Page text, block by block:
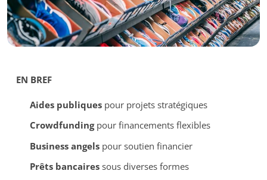
EN BREF
Aides publiquespour projets stratégiques
Crowdfundingpour financements flexibles
Business angelspour soutien financier
Prêts bancairessous diverses formes